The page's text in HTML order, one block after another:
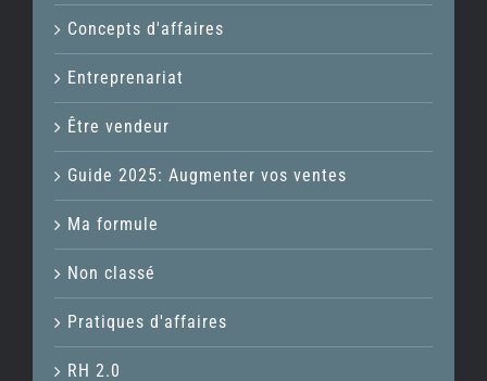
Concepts d'affaires
Entreprenariat
Être vendeur
Guide 2025: Augmenter vos ventes
Ma formule
Non classé
Pratiques d'affaires
RH 2.0